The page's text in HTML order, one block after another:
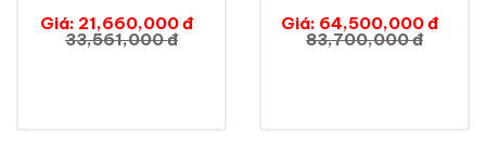
Giá: 21,660,000 đ
33,561,000 đ
Giá: 64,500,000 đ
83,700,000 đ